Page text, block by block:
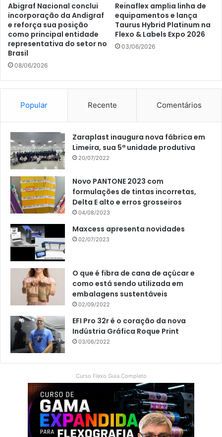
Abigraf Nacional conclui
incorporação da Andigraf
e reforça sua posição
como principal entidade
representativa do setor no
Brasil
08/06/2026
Reinaflex amplia linha de
equipamentos e lança
Taurus Hybrid Platinum na
Flexo & Labels Expo 2026
03/06/2026
Popular Recente Comentários
Zaraplast inaugura nova fábrica em
Limeira, sua 5ª unidade produtiva
20/07/2022
Novo PANTONE 2023 com
formulações de tintas incorretas,
Delta E alto e erros grosseiros
04/08/2023
Maxcess apresenta novidades
02/07/2023
O que é fibra de cana de açúcar e
como está sendo utilizada em
embalagens sustentáveis
02/09/2022
EFI Pro 32r é o coração da nova
Indústria Gráfica Roque Print
03/06/2022
Curso Flexo Guia Completo